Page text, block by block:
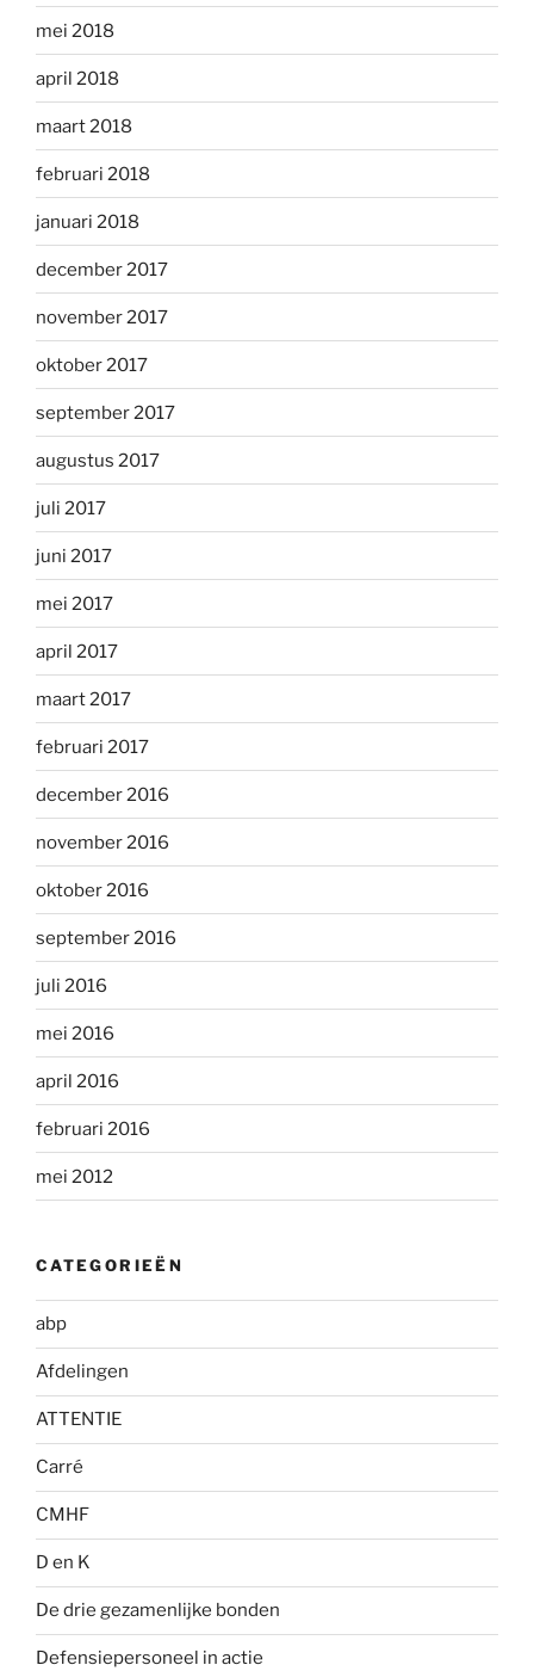
mei 2018
april 2018
maart 2018
februari 2018
januari 2018
december 2017
november 2017
oktober 2017
september 2017
augustus 2017
juli 2017
juni 2017
mei 2017
april 2017
maart 2017
februari 2017
december 2016
november 2016
oktober 2016
september 2016
juli 2016
mei 2016
april 2016
februari 2016
mei 2012
CATEGORIEËN
abp
Afdelingen
ATTENTIE
Carré
CMHF
D en K
De drie gezamenlijke bonden
Defensiepersoneel in actie